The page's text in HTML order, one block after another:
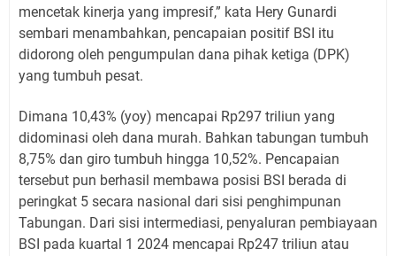
mencetak kinerja yang impresif,” kata Hery Gunardi
sembari menambahkan, pencapaian positif BSI itu
didorong oleh pengumpulan dana pihak ketiga (DPK)
yang tumbuh pesat.
Dimana 10,43% (yoy) mencapai Rp297 triliun yang
didominasi oleh dana murah. Bahkan tabungan tumbuh
8,75% dan giro tumbuh hingga 10,52%. Pencapaian
tersebut pun berhasil membawa posisi BSI berada di
peringkat 5 secara nasional dari sisi penghimpunan
Tabungan. Dari sisi intermediasi, penyaluran pembiayaan
BSI pada kuartal 1 2024 mencapai Rp247 triliun atau